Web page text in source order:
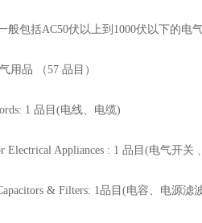
般包括AC50伏以上到1000伏以下的电
用品 （57 品目）
1 品目(电线、电缆)
Electrical Appliances : 1 品目(电气开关
& Filters: 1品目(电容、电源滤